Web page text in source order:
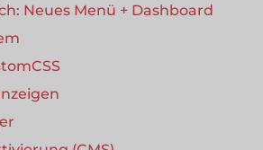
Neues Menü + Dashboard